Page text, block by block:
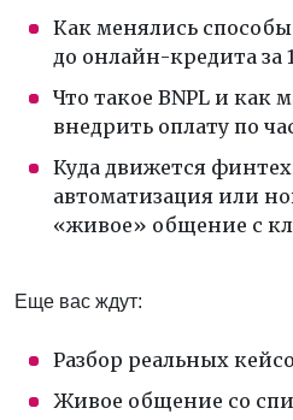
Как менялись
до онлайн-кредита за
Что такое BNPL и как
внедрить оплату по
Куда движется
автоматизация или
«живое» общение с
Еще вас ждут:
Разбор реальных
Живое общение со